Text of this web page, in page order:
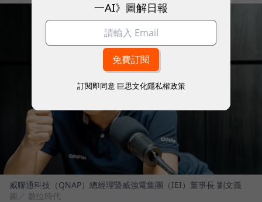
威聯通科技（QNAP）總經理暨威強電集團（IEI）董事長 劉文義
圖／ 數位時代
一AI》圖解日報
訂閱即同意 巨思文化隱私權政策